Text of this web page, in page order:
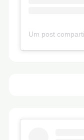
Um post